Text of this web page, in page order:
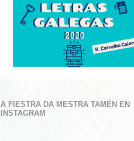
A FIESTRA DA MESTRA TAMÉN EN
INSTAGRAM